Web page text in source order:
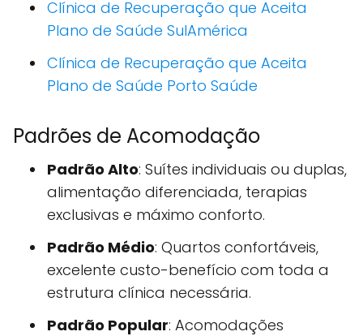
Clínica de Recuperação que Aceita
Plano de Saúde SulAmérica
Clínica de Recuperação que Aceita
Plano de Saúde Porto Saúde
Padrões de Acomodação
Padrão Alto: Suítes individuais ou duplas,
alimentação diferenciada, terapias
exclusivas e máximo conforto.
Padrão Médio: Quartos confortáveis,
excelente custo-benefício com toda a
estrutura clínica necessária.
Padrão Popular: Acomodações